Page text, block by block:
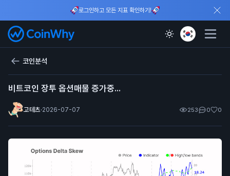
로그인하고 모든 지표 확인하기!
코인분석
비트코인 장투 옵션매물 증가중...
고테츠·2026-07-07 253 0 0